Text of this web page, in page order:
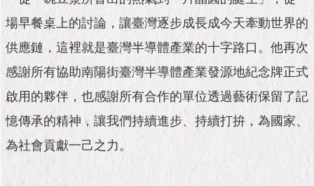
隱
私
權
及
訊
安
全
政
場早餐桌上的討論，讓臺灣逐步成長成今天牽動世界的
供應鏈，這裡就是臺灣半導體產業的十字路口。他再次
感謝所有協助南陽街臺灣半導體產業發源地紀念牌正式
啟用的夥伴，也感謝所有合作的單位透過藝術保留了記
憶傳承的精神，讓我們持續進步、持續打拚，為國家、
為社會貢獻一己之力。